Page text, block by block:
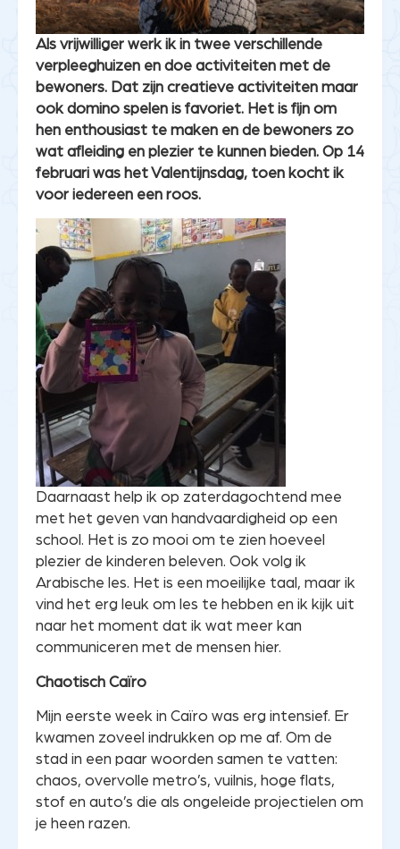
Als vrijwilliger werk ik in twee verschillende
verpleeghuizen en doe activiteiten met de
bewoners. Dat zijn creatieve activiteiten maar
ook domino spelen is favoriet. Het is fijn om
hen enthousiast te maken en de bewoners zo
wat afleiding en plezier te kunnen bieden. Op 14
februari was het Valentijnsdag, toen kocht ik
voor iedereen een roos.
Daarnaast help ik op zaterdagochtend mee
met het geven van handvaardigheid op een
school. Het is zo mooi om te zien hoeveel
plezier de kinderen beleven. Ook volg ik
Arabische les. Het is een moeilijke taal, maar ik
vind het erg leuk om les te hebben en ik kijk uit
naar het moment dat ik wat meer kan
communiceren met de mensen hier.
Chaotisch Caïro
Mijn eerste week in Caïro was erg intensief. Er
kwamen zoveel indrukken op me af. Om de
stad in een paar woorden samen te vatten:
chaos, overvolle metro’s, vuilnis, hoge flats,
stof en auto’s die als ongeleide projectielen om
je heen razen.